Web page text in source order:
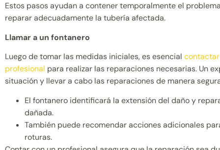
Estos pasos ayudan a contener temporalmente el
reparar adecuadamente la tubería afectada.
Llamar a un fontanero
Luego de tomar las medidas iniciales, es esencial
profesional para realizar las reparaciones necesarias. Un
situación y llevar a cabo las reparaciones de manera
El fontanero identificará la extensión del daño y
dañada.
También puede recomendar acciones adicionales
roturas.